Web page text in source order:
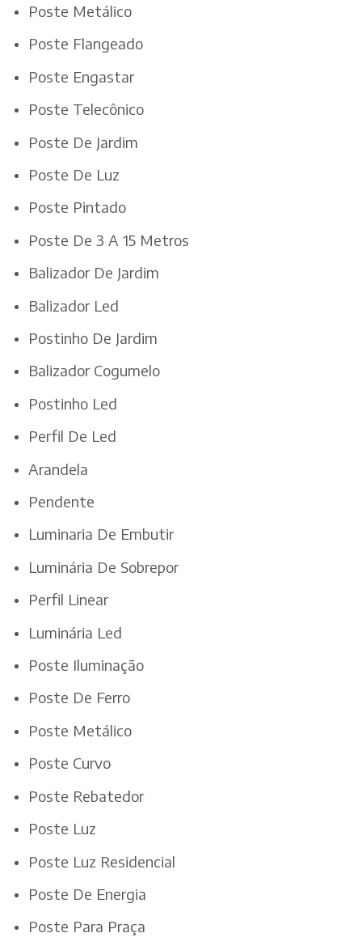
Poste Metálico
Poste Flangeado
Poste Engastar
Poste Telecônico
Poste De Jardim
Poste De Luz
Poste Pintado
Poste De 3 A 15 Metros
Balizador De Jardim
Balizador Led
Postinho De Jardim
Balizador Cogumelo
Postinho Led
Perfil De Led
Arandela
Pendente
Luminaria De Embutir
Luminária De Sobrepor
Perfil Linear
Luminária Led
Poste Iluminação
Poste De Ferro
Poste Metálico
Poste Curvo
Poste Rebatedor
Poste Luz
Poste Luz Residencial
Poste De Energia
Poste Para Praça